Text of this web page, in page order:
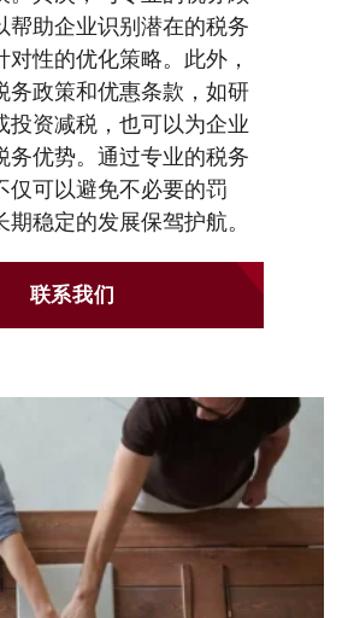
帮助企业识别潜在的税务
对性的优化策略。此外，
务政策和优惠条款，如研
投资减税，也可以为企业
务优势。通过专业的税务
仅可以避免不必要的罚
稳定的发展保驾护航。
联系我们